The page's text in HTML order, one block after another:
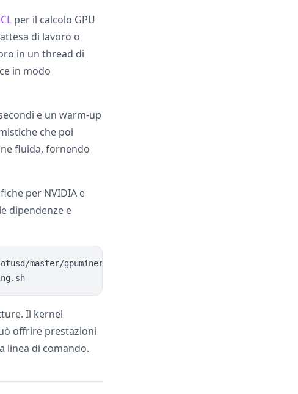
per il calcolo GPU
di lavoro o
in un thread di
in modo
e un warm-up
che poi
fluida, fornendo
per NVIDIA e
dipendenze e
master/gpuminer/oneclick-gpu-mining-setup.sh | sudo
Il kernel
offrire prestazioni
linea di comando.